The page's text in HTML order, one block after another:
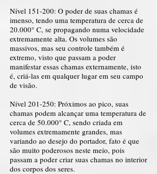
Nível 151-200: O poder de suas chamas é
imenso, tendo uma temperatura de cerca de
20.000° C, se propagando numa velocidade
extremamente alta. Os volumes são
massivos, mas seu controle também é
extremo, visto que passam a poder
manifestar essas chamas externamente, isto
é, criá-las em qualquer lugar em seu campo
de visão.
Nível 201-250: Próximos ao pico, suas
chamas podem alcançar uma temperatura de
cerca de 50.000° C, sendo criada em
volumes extremamente grandes, mas
variando ao desejo do portador, fato é que
são muito poderosos neste meio, pois
passam a poder criar suas chamas no interior
dos corpos dos seres.